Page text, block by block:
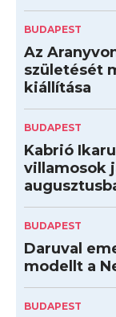
BUDAPEST
Az
születését
kiállítása
BUDAPEST
Kabrió
villamosok
BUDAPEST
Daruval
modellt a
BUDAPEST